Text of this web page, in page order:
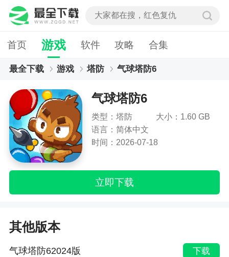
首页 游戏 软件 攻略 合集
最全下载 游戏 塔防 气球塔防6
气球塔防6
类型：塔防
大小：1.60 GB
语言：简体中文
时间：2026-07-18
立即下载
其他版本
气球塔防62024版 下载